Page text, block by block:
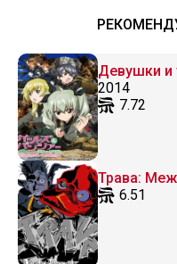
Девушки и
2014
7.72
Трава:
6.51